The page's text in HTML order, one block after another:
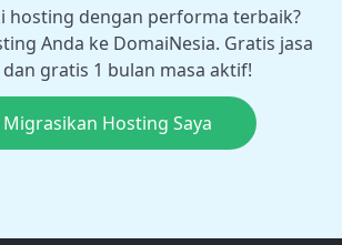
hosting dengan performa terbaik?
Anda ke DomaiNesia. Gratis jasa
gratis 1 bulan masa aktif!
Migrasikan Hosting Saya